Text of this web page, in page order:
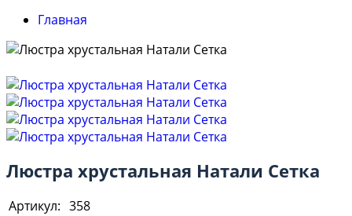
Главная
Люстра хрустальная Натали Сетка
Артикул: 358